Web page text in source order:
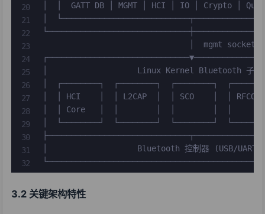
│  │  GATT DB │ MGMT │ HCI │ IO │ Crypto │
│
│  mgmt socket
│                   Linux Kernel Bluetooth
│  ┌────────┐  ┌────────┐  ┌────────┐
│  │ HCI    │  │ L2CAP  │  │ SCO    │  │
│  │ Core   │  │        │  │        │  │
│  └────────┘  └────────┘  └────────┘
│                   Bluetooth 控制器 (USB/
3.2 关键架构特性